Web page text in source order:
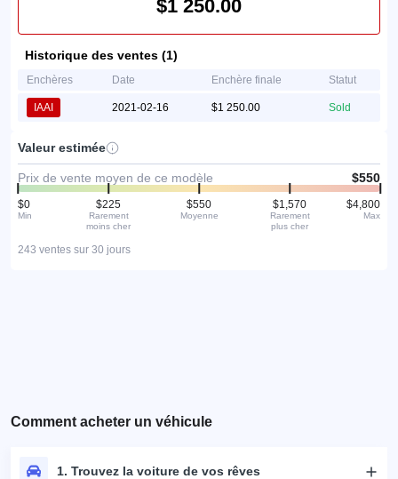
$1 250.00
Historique des ventes (1)
Enchères Date Enchère finale Statut
IAAI 2021-02-16 $1 250.00 Sold
Valeur estimée
Prix de vente moyen de ce modèle $550
$0
Min
$225
Rarement
moins cher
$550
Moyenne
$1,570
Rarement
plus cher
$4,800
Max
243 ventes sur 30 jours
Comment acheter un véhicule
1. Trouvez la voiture de vos rêves